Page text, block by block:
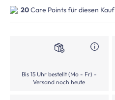
20Care Points für diesen Kauf
Bis 15 Uhr bestellt (Mo - Fr) -
Versand noch heute